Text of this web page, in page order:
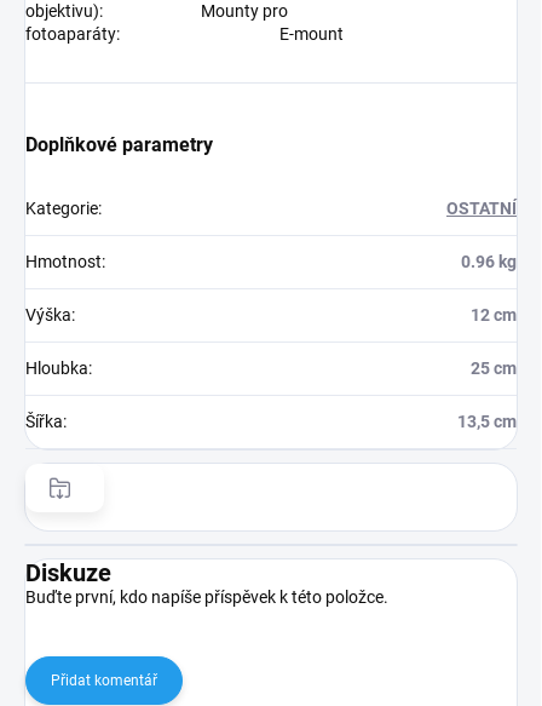
objektivu): Mounty pro
fotoaparáty: E-mount
Doplňkové parametry
Kategorie: OSTATNÍ
Hmotnost: 0.96 kg
Výška: 12 cm
Hloubka: 25 cm
Šířka: 13,5 cm
Diskuze
Buďte první, kdo napíše příspěvek k této položce.
Přidat komentář